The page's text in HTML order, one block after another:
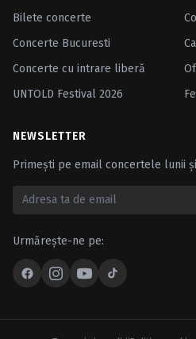
Bilete concerte
Concerte Bucuresti
Concerte cu intrare liberă
UNTOLD Festival 2026
NEWSLETTER
Primești pe email concertele lunii
Urmărește-ne pe: